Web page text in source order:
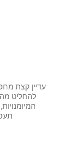
עדיין קצת
להחליט